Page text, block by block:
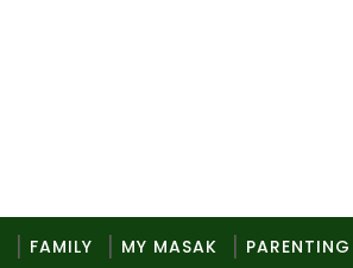
FAMILY MY MASAK PARENTING